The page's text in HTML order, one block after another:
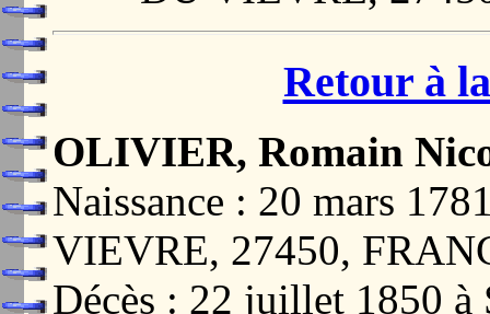
Retour à
OLIVIER, Romain
Naissance : 20 mars
VIEVRE, 27450,
Décès : 22 juillet 1850